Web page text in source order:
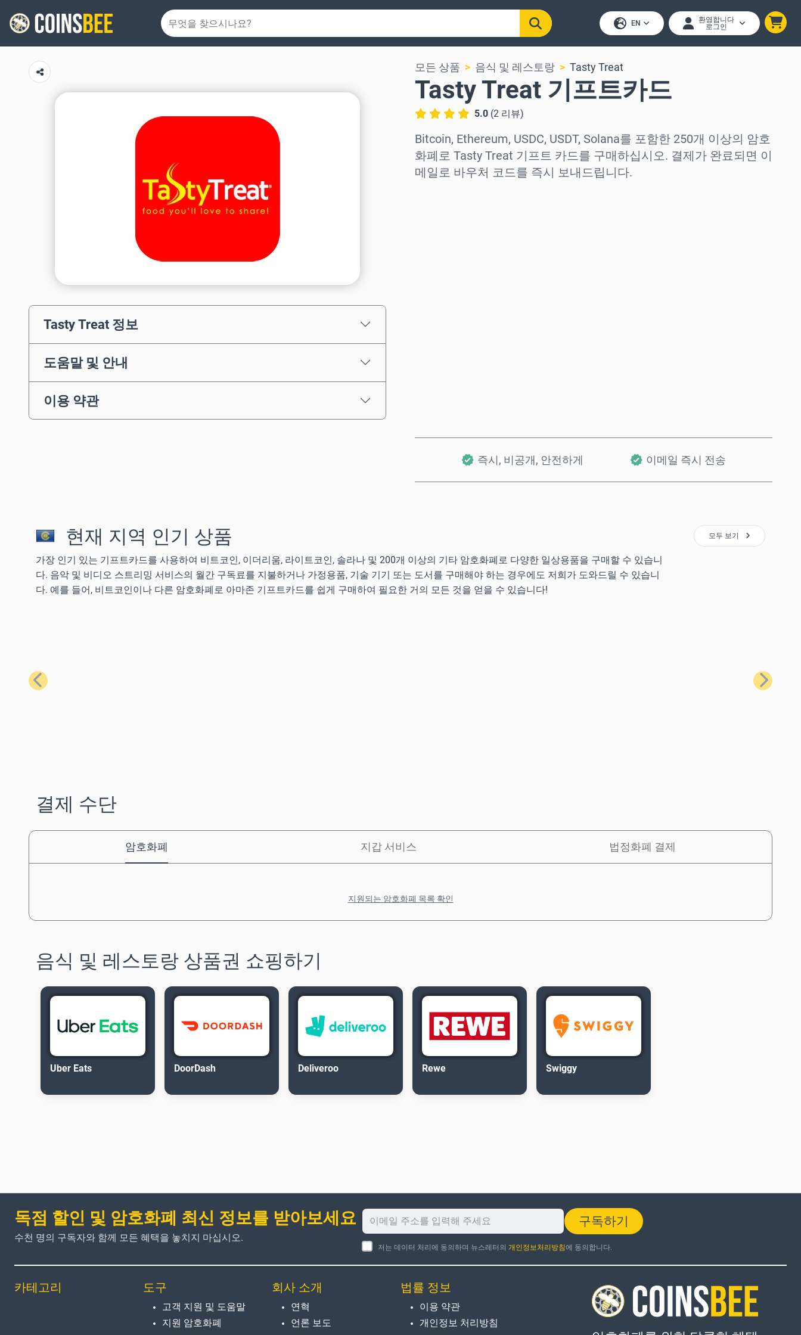
EN
환영합니다
로그인
Tasty Treat 정보
도움말 및 안내
이용 약관
모든 상품 음식 및 레스토랑 Tasty Treat
Tasty Treat 기프트카드
5.0 (2 리뷰)
Bitcoin, Ethereum, USDC, USDT, Solana를 포함한 250개 이상의 암호
화폐로 Tasty Treat 기프트 카드를 구매하십시오. 결제가 완료되면 이
메일로 바우처 코드를 즉시 보내드립니다.
즉시, 비공개, 안전하게 이메일 즉시 전송
현재 지역 인기 상품
가장 인기 있는 기프트카드를 사용하여 비트코인, 이더리움, 라이트코인, 솔라나 및 200개 이상의 기타 암호화폐로 다양한 일상용품을 구매할 수 있습니
다. 음악 및 비디오 스트리밍 서비스의 월간 구독료를 지불하거나 가정용품, 기술 기기 또는 도서를 구매해야 하는 경우에도 저희가 도와드릴 수 있습니
다. 예를 들어, 비트코인이나 다른 암호화폐로 아마존 기프트카드를 쉽게 구매하여 필요한 거의 모든 것을 얻을 수 있습니다!
모두 보기
이전 다음
결제 수단
암호화폐 지갑 서비스 법정화폐 결제
지원되는 암호화폐 목록 확인
음식 및 레스토랑 상품권 쇼핑하기
Uber Eats DoorDash Deliveroo Rewe Swiggy
독점 할인 및 암호화폐 최신 정보를 받아보세요
수천 명의 구독자와 함께 모든 혜택을 놓치지 마십시오.
구독하기
저는 데이터 처리에 동의하며 뉴스레터의 개인정보처리방침에 동의합니다.
카테고리 도구
고객 지원 및 도움말
지원 암호화폐
회사 소개
연혁
언론 보도
법률 정보
이용 약관
개인정보 처리방침